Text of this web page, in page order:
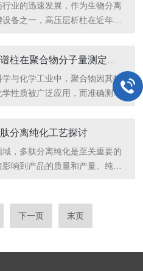
小批量多品种的包装，而有些则
一产品的包装。明确这些信...
键作用1.分离纯化该产品通过不
条件，可以高效地分离混合物
子进行层析分离，并分析其色
家们可以更好地了解药物分子的
物质的相互作用。3.药物筛...
行业的迅速发展，作为生物分离
备之一，高压层析柱在近年来
动态。技术进展方面，高压层
材料选择已有很大突破。新型层
的材料，能够承受更高的操作
能化控制系统的集成，使得层
动化和精确控制，提高了重复
在市场趋势方面，随着生物技
学与化学工业中，聚合物因其特
性质被广泛应用，而准确测量
）作
确的分离分析技术，在聚合物
发挥着不可替代的作用。本文
用。聚乙烯醇是一种水溶性聚合
分离纯化工艺探讨
，多肽分离纯化是至关重要的
响到产品的质量和产量。纯化
。多肽分离纯化通常包括样品预
素。其种类繁多，包括离子交换
、亲和色谱柱、尺寸排阻柱
下一页 末页